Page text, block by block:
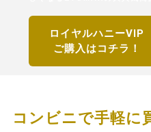
ロイヤルハニーVIP
ご購入はコチラ！
コンビニで手軽に